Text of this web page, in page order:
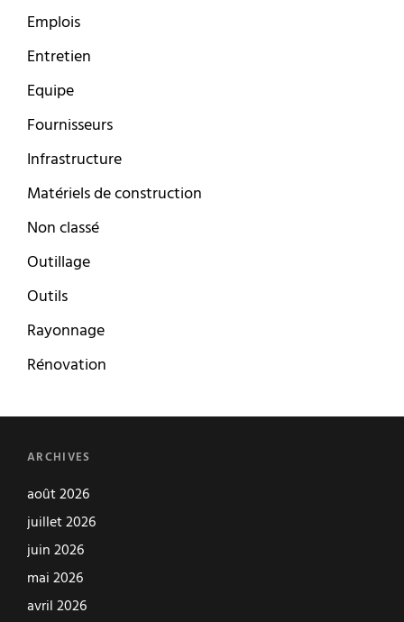
Emplois
Entretien
Equipe
Fournisseurs
Infrastructure
Matériels de construction
Non classé
Outillage
Outils
Rayonnage
Rénovation
ARCHIVES
août 2026
juillet 2026
juin 2026
mai 2026
avril 2026